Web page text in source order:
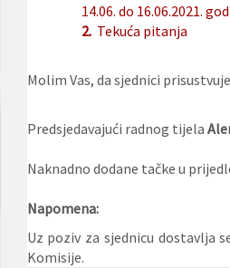
14.06. do 16.06.2021.
2. Tekuća pitanja
Molim Vas, da sjednici
Predsjedavajući radnog tijela
Naknadno dodane tačke u
Napomena:
Uz poziv za sjednicu dostavlja
Komisije.